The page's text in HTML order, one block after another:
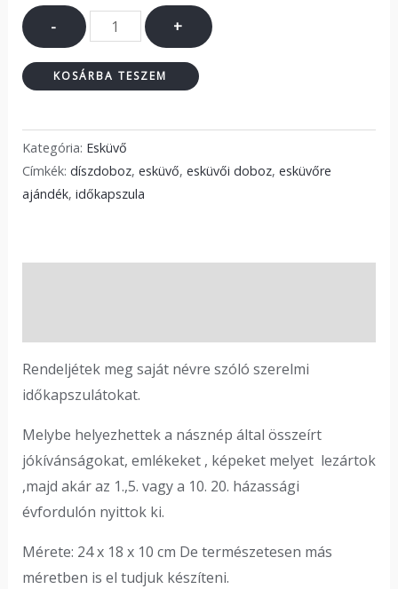
- +
KOSÁRBA TESZEM
Kategória: Esküvő
Címkék: díszdoboz, esküvő, esküvői doboz, esküvőre
ajándék, időkapszula
Rendeljétek meg saját névre szóló szerelmi
időkapszulátokat.
Melybe helyezhettek a násznép által összeírt
jókívánságokat, emlékeket , képeket melyet lezártok
,majd akár az 1.,5. vagy a 10. 20. házassági
évfordulón nyittok ki.
Mérete: 24 x 18 x 10 cm De természetesen más
méretben is el tudjuk készíteni.